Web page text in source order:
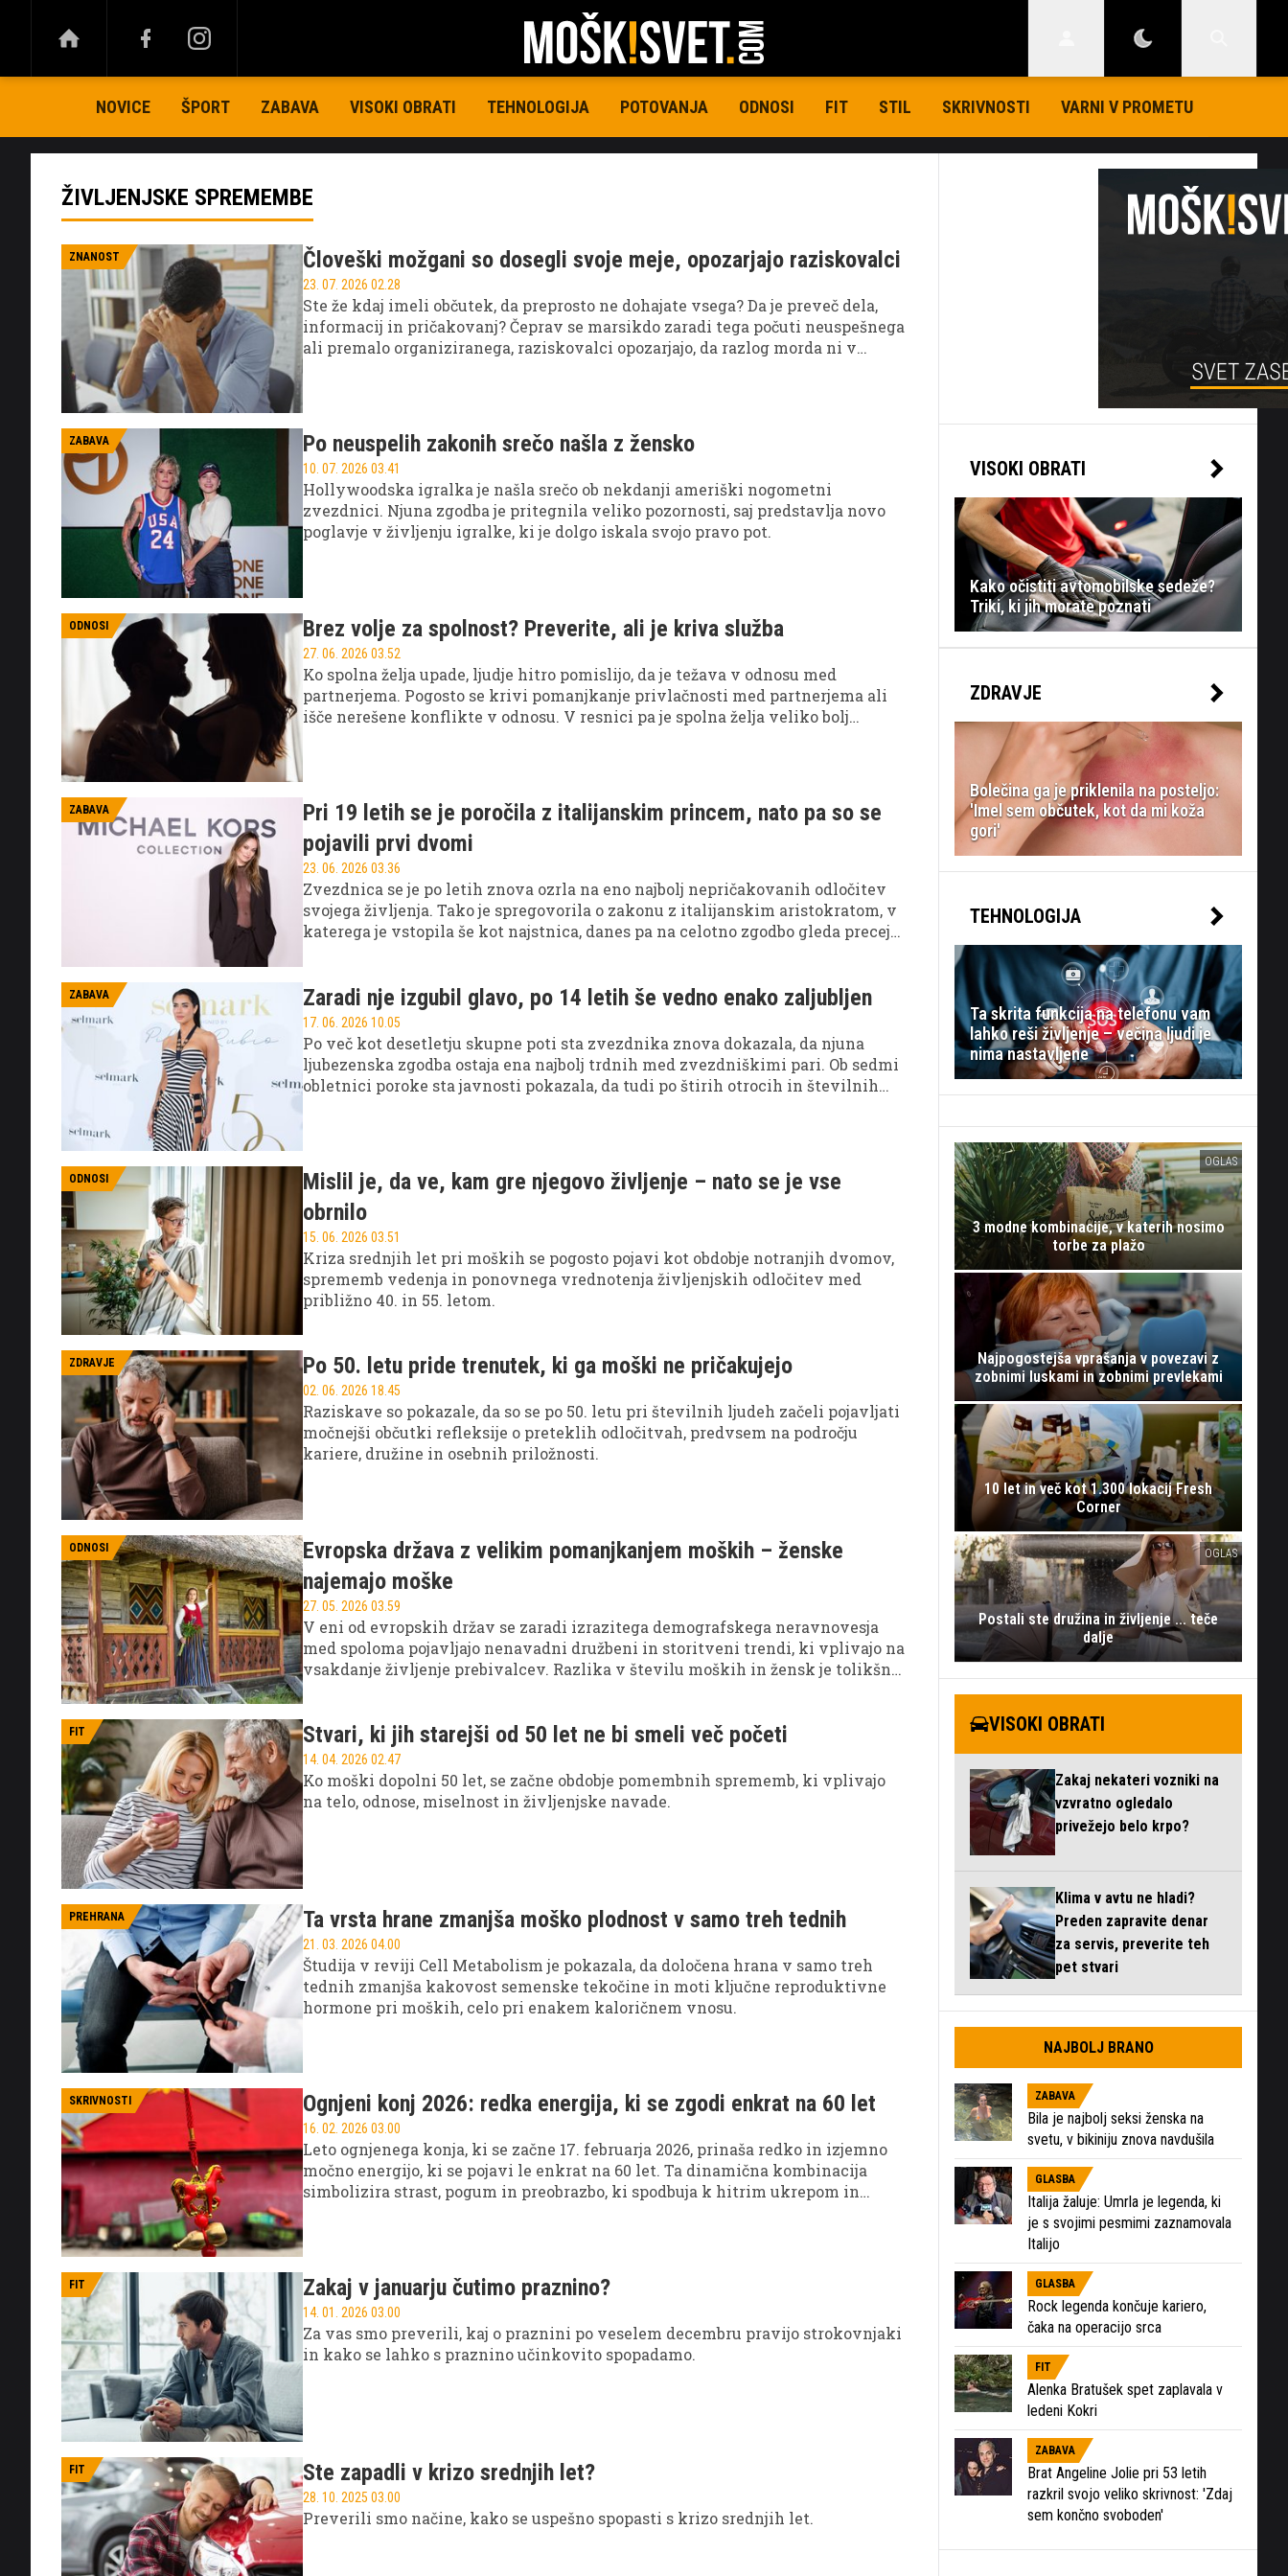
NOVICE ŠPORT ZABAVA VISOKI OBRATI TEHNOLOGIJA POTOVANJA ODNOSI FIT STIL SKRIVNOSTI VARNI V PROMETU
ŽIVLJENJSKE SPREMEMBE
ZNANOST Človeški možgani so dosegli svoje meje, opozarjajo raziskovalci
23. 07. 2026 02.28
Ste že kdaj imeli občutek, da preprosto ne dohajate vsega? Da je preveč dela,
informacij in pričakovanj? Čeprav se marsikdo zaradi tega počuti neuspešnega
ali premalo organiziranega, raziskovalci opozarjajo, da razlog morda ni v
ZABAVA Po neuspelih zakonih srečo našla z žensko
10. 07. 2026 03.41
Hollywoodska igralka je našla srečo ob nekdanji ameriški nogometni
zvezdnici. Njuna zgodba je pritegnila veliko pozornosti, saj predstavlja novo
poglavje v življenju igralke, ki je dolgo iskala svojo pravo pot.
ODNOSI Brez volje za spolnost? Preverite, ali je kriva služba
27. 06. 2026 03.52
Ko spolna želja upade, ljudje hitro pomislijo, da je težava v odnosu med
partnerjema. Pogosto se krivi pomanjkanje privlačnosti med partnerjema ali
išče nerešene konflikte v odnosu. V resnici pa je spolna želja veliko bolj
ZABAVA
Pri 19 letih se je poročila z italijanskim princem, nato pa so se
pojavili prvi dvomi
23. 06. 2026 03.36
Zvezdnica se je po letih znova ozrla na eno najbolj nepričakovanih odločitev
svojega življenja. Tako je spregovorila o zakonu z italijanskim aristokratom, v
katerega je vstopila še kot najstnica, danes pa na celotno zgodbo gleda precej
ZABAVA Zaradi nje izgubil glavo, po 14 letih še vedno enako zaljubljen
17. 06. 2026 10.05
Po več kot desetletju skupne poti sta zvezdnika znova dokazala, da njuna
ljubezenska zgodba ostaja ena najbolj trdnih med zvezdniškimi pari. Ob sedmi
obletnici poroke sta javnosti pokazala, da tudi po štirih otrocih in številnih
ODNOSI
Mislil je, da ve, kam gre njegovo življenje – nato se je vse
obrnilo
15. 06. 2026 03.51
Kriza srednjih let pri moških se pogosto pojavi kot obdobje notranjih dvomov,
sprememb vedenja in ponovnega vrednotenja življenjskih odločitev med
približno 40. in 55. letom.
ZDRAVJE Po 50. letu pride trenutek, ki ga moški ne pričakujejo
02. 06. 2026 18.45
Raziskave so pokazale, da so se po 50. letu pri številnih ljudeh začeli pojavljati
močnejši občutki refleksije o preteklih odločitvah, predvsem na področju
kariere, družine in osebnih priložnosti.
ODNOSI
Evropska država z velikim pomanjkanjem moških – ženske
najemajo moške
27. 05. 2026 03.59
V eni od evropskih držav se zaradi izrazitega demografskega neravnovesja
med spoloma pojavljajo nenavadni družbeni in storitveni trendi, ki vplivajo na
vsakdanje življenje prebivalcev. Razlika v številu moških in žensk je tolikšna,
FIT Stvari, ki jih starejši od 50 let ne bi smeli več početi
14. 04. 2026 02.47
Ko moški dopolni 50 let, se začne obdobje pomembnih sprememb, ki vplivajo
na telo, odnose, miselnost in življenjske navade.
PREHRANA Ta vrsta hrane zmanjša moško plodnost v samo treh tednih
21. 03. 2026 04.00
Študija v reviji Cell Metabolism je pokazala, da določena hrana v samo treh
tednih zmanjša kakovost semenske tekočine in moti ključne reproduktivne
hormone pri moških, celo pri enakem kaloričnem vnosu.
SKRIVNOSTI Ognjeni konj 2026: redka energija, ki se zgodi enkrat na 60 let
16. 02. 2026 03.00
Leto ognjenega konja, ki se začne 17. februarja 2026, prinaša redko in izjemno
močno energijo, ki se pojavi le enkrat na 60 let. Ta dinamična kombinacija
simbolizira strast, pogum in preobrazbo, ki spodbuja k hitrim ukrepom in
FIT Zakaj v januarju čutimo praznino?
14. 01. 2026 03.00
Za vas smo preverili, kaj o praznini po veselem decembru pravijo strokovnjaki
in kako se lahko s praznino učinkovito spopadamo.
FIT Ste zapadli v krizo srednjih let?
28. 10. 2025 03.00
Preverili smo načine, kako se uspešno spopasti s krizo srednjih let.
VISOKI OBRATI
Kako očistiti avtomobilske sedeže?
Triki, ki jih morate poznati
ZDRAVJE
Bolečina ga je priklenila na posteljo:
'Imel sem občutek, kot da mi koža
gori'
TEHNOLOGIJA
Ta skrita funkcija na telefonu vam
lahko reši življenje – večina ljudi je
nima nastavljene
OGLAS
3 modne kombinacije, v katerih nosimo
torbe za plažo
Najpogostejša vprašanja v povezavi z
zobnimi luskami in zobnimi prevlekami
10 let in več kot 1.300 lokacij Fresh
Corner
OGLAS
Postali ste družina in življenje ... teče
dalje
VISOKI OBRATI
Zakaj nekateri vozniki na
vzvratno ogledalo
privežejo belo krpo?
Klima v avtu ne hladi?
Preden zapravite denar
za servis, preverite teh
pet stvari
NAJBOLJ BRANO
ZABAVA
Bila je najbolj seksi ženska na
svetu, v bikiniju znova navdušila
GLASBA
Italija žaluje: Umrla je legenda, ki
je s svojimi pesmimi zaznamovala
Italijo
GLASBA
Rock legenda končuje kariero,
čaka na operacijo srca
FIT
Alenka Bratušek spet zaplavala v
ledeni Kokri
ZABAVA
Brat Angeline Jolie pri 53 letih
razkril svojo veliko skrivnost: 'Zdaj
sem končno svoboden'